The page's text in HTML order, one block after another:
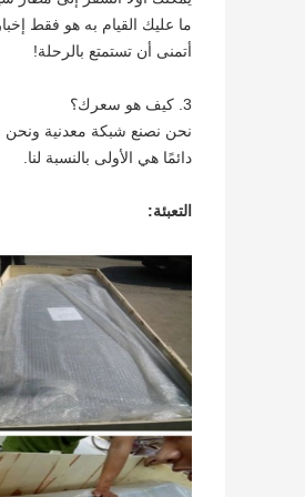
ما عليك القيام به هو فقط
أتمنى أن تستمتع بالرحلة!
3. كيف هو سعرك؟
نحن نصنع شبكة معدنية ونحن
دائمًا هي الأولى بالنسبة لنا.
التعبئة: